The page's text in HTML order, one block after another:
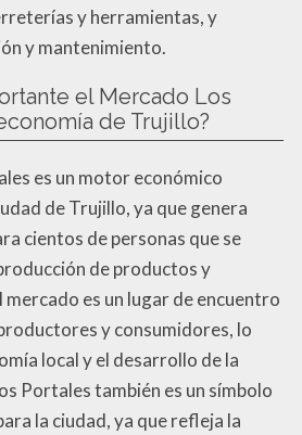
y herramientas, y
y mantenimiento.
el Mercado Los
de Trujillo?
es un motor económico
de Trujillo, ya que genera
cientos de personas que se
de productos y
mercado es un lugar de encuentro
y consumidores, lo
local y el desarrollo de la
Portales también es un símbolo
la ciudad, ya que refleja la